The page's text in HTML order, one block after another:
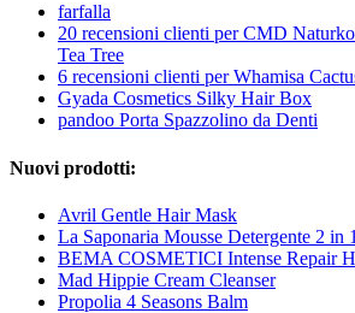
farfalla
20 recensioni clienti per CMD
Tea Tree
6 recensioni clienti per Whamisa
Gyada Cosmetics Silky Hair Box
pandoo Porta Spazzolino da Denti
Nuovi prodotti:
Avril Gentle Hair Mask
La Saponaria Mousse Detergente 2 in 1
BEMA COSMETICI Intense Repair
Mad Hippie Cream Cleanser
Propolia 4 Seasons Balm